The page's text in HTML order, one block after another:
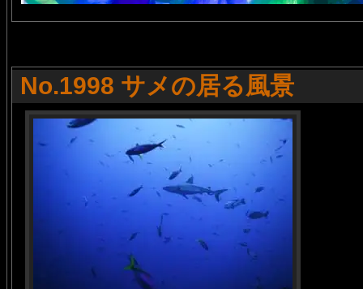
No.1998 サメの居る風景